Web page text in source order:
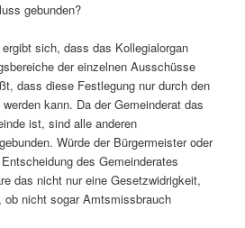
gebunden?
sich, dass das Kollegialorgan
der einzelnen Ausschüsse
dass diese Festlegung nur durch den
kann. Da der Gemeinderat das
ist, sind alle anderen
Würde der Bürgermeister oder
des Gemeinderates
das nicht nur eine Gesetzwidrigkeit,
ob nicht sogar Amtsmissbrauch